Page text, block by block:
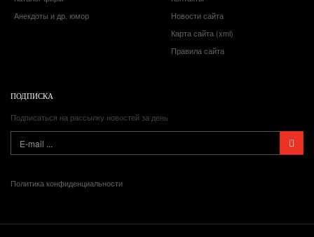
Анекдоты и др. юмор
Новости сайта
Карта сайта (xml)
Правила сайта
ПОДПИСКА
Подписаться на рассылку новостей за день
Политика конфиденциальности